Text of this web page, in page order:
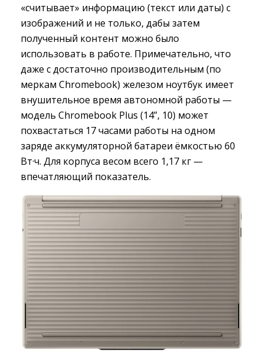
«считывает» информацию (текст или даты) с
изображений и не только, дабы затем
полученный контент можно было
использовать в работе. Примечательно, что
даже с достаточно производительным (по
меркам Chromebook) железом ноутбук имеет
внушительное время автономной работы —
модель Chromebook Plus (14”, 10) может
похвастаться 17 часами работы на одном
заряде аккумуляторной батареи ёмкостью 60
Вт·ч. Для корпуса весом всего 1,17 кг —
впечатляющий показатель.